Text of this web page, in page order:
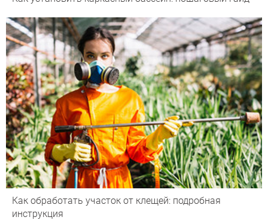
Как обработать участок от клещей: подробная
инструкция